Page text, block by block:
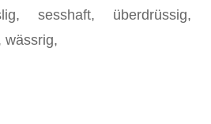
sesshaft, überdrüssig,
wässrig,